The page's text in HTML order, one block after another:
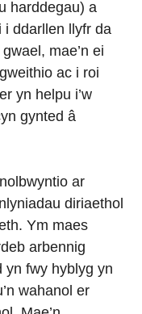
harddegau) a
i ddarllen llyfr da
mae’n ei
ac i roi
yn helpu i’w
gynted â
ar
diriaethol
Ym maes
arbennig
yn fwy hyblyg yn
wahanol er